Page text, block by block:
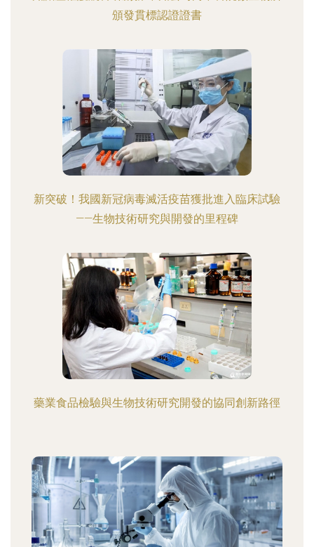
頒發貫標認證證書
新突破！我國新冠病毒滅活疫苗獲批進入臨床試驗
——生物技術研究與開發的里程碑
藥業食品檢驗與生物技術研究開發的協同創新路徑